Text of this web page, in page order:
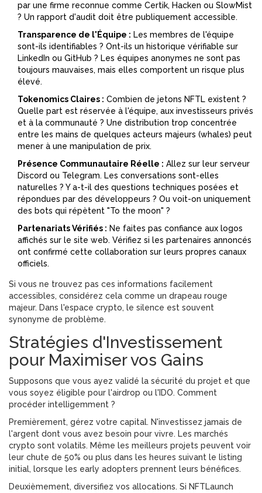
par une firme reconnue comme Certik, Hacken ou SlowMist
? Un rapport d'audit doit être publiquement accessible.
Transparence de l'Équipe : Les membres de l'équipe
sont-ils identifiables ? Ont-ils un historique vérifiable sur
LinkedIn ou GitHub ? Les équipes anonymes ne sont pas
toujours mauvaises, mais elles comportent un risque plus
élevé.
Tokenomics Claires : Combien de jetons NFTL existent ?
Quelle part est réservée à l'équipe, aux investisseurs privés
et à la communauté ? Une distribution trop concentrée
entre les mains de quelques acteurs majeurs (whales) peut
mener à une manipulation de prix.
Présence Communautaire Réelle : Allez sur leur serveur
Discord ou Telegram. Les conversations sont-elles
naturelles ? Y a-t-il des questions techniques posées et
répondues par des développeurs ? Ou voit-on uniquement
des bots qui répètent "To the moon" ?
Partenariats Vérifiés : Ne faites pas confiance aux logos
affichés sur le site web. Vérifiez si les partenaires annoncés
ont confirmé cette collaboration sur leurs propres canaux
officiels.
Si vous ne trouvez pas ces informations facilement
accessibles, considérez cela comme un drapeau rouge
majeur. Dans l'espace crypto, le silence est souvent
synonyme de problème.
Stratégies d'Investissement
pour Maximiser vos Gains
Supposons que vous ayez validé la sécurité du projet et que
vous soyez éligible pour l'airdrop ou l'IDO. Comment
procéder intelligemment ?
Premièrement, gérez votre capital. N'investissez jamais de
l'argent dont vous avez besoin pour vivre. Les marchés
crypto sont volatils. Même les meilleurs projets peuvent voir
leur chute de 50% ou plus dans les heures suivant le listing
initial, lorsque les early adopters prennent leurs bénéfices.
Deuxièmement, diversifiez vos allocations. Si NFTLaunch